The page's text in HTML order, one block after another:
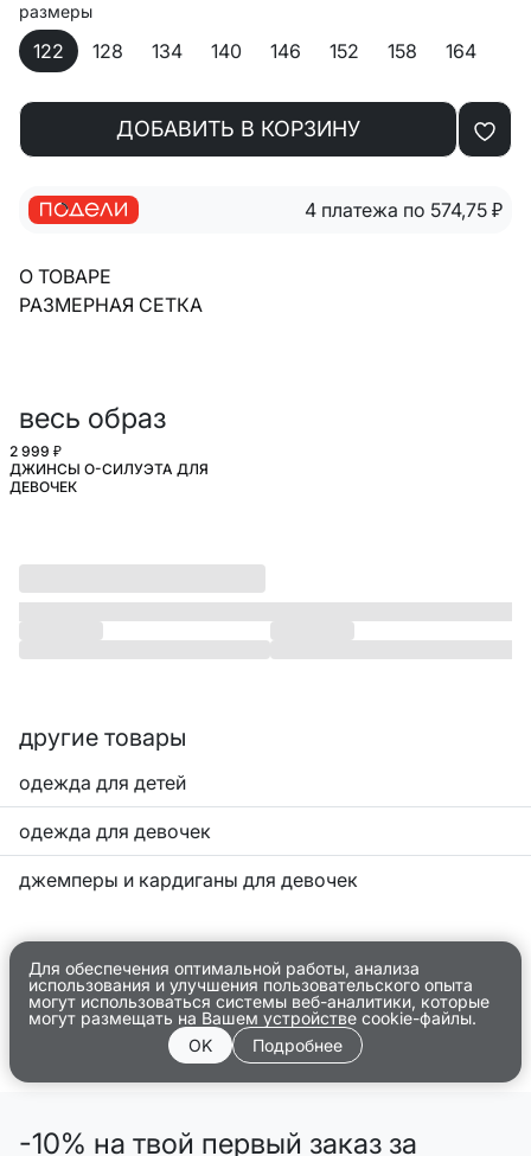
размеры
122 128 134 140 146 152 158 164
ДОБАВИТЬ В КОРЗИНУ
4 платежа по 574,75 ₽
О ТОВАРЕ
РАЗМЕРНАЯ СЕТКА
весь образ
2 999 ₽
ДЖИНСЫ O-СИЛУЭТА ДЛЯ
ДЕВОЧЕК
другие товары
одежда для детей
одежда для девочек
джемперы и кардиганы для девочек
Для обеспечения оптимальной работы, анализа
использования и улучшения пользовательского опыта
могут использоваться системы веб-аналитики, которые
могут размещать на Вашем устройстве cookie-файлы.
OK
Подробнее
-10% на твой первый заказ за